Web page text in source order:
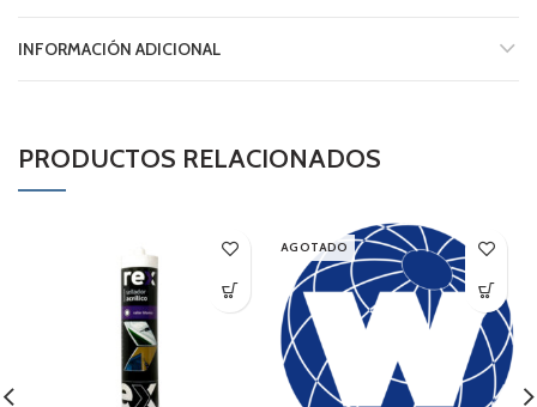
INFORMACIÓN ADICIONAL
PRODUCTOS RELACIONADOS
AGOTADO